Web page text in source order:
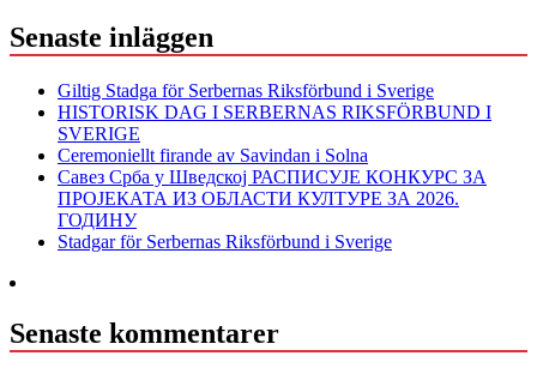
Senaste inläggen
Giltig Stadga för Serbernas Riksförbund i Sverige
HISTORISK DAG I SERBERNAS RIKSFÖRBUND I
SVERIGE
Ceremoniellt firande av Savindan i Solna
Савез Срба у Шведској РАСПИСУЈЕ КОНКУРС ЗА
ПРОЈЕКАТА ИЗ ОБЛАСТИ КУЛТУРЕ ЗА 2026.
ГОДИНУ
Stadgar för Serbernas Riksförbund i Sverige
Senaste kommentarer